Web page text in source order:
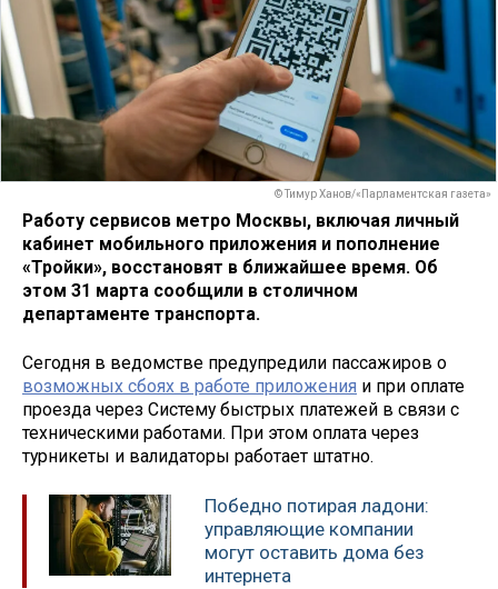
© Тимур Ханов/«Парламентская газета»
Работу сервисов метро Москвы, включая личный
кабинет мобильного приложения и пополнение
«Тройки», восстановят в ближайшее время. Об
этом 31 марта сообщили в столичном
департаменте транспорта.
Сегодня в ведомстве предупредили пассажиров о
возможных сбоях в работе приложения и при оплате
проезда через Систему быстрых платежей в связи с
техническими работами. При этом оплата через
турникеты и валидаторы работает штатно.
Победно потирая ладони:
управляющие компании
могут оставить дома без
интернета